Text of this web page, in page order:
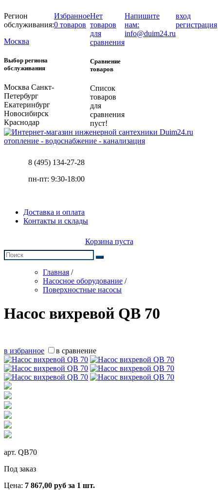
Регион
обслуживания:
Москва
Выбор региона
обслуживания
Москва Санкт-
Петербург
Екатеринбург
Новосибирск
Краснодар
Избранное
0 товаров
Нет
товаров
для
сравнения
Сравнение
товаров
Список
товаров
для
сравнения
пуст!
Напишите
нам:
info@duim24.ru
вход
регистрация
отопление - водоснабжение - канализация
8 (495) 134-27-28
пн-пт: 9:30-18:00
Доставка и оплата
Контакты и склады
Корзина пуста
Главная /
Насосное оборудование /
Поверхностные насосы
Насос вихревой QB 70
в избранное в сравнение
арт. QB70
Под заказ
Цена: 7 867,00 руб за 1 шт.